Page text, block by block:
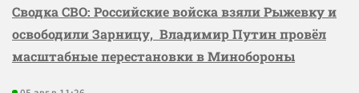
Сводка СВО: Российские войска взяли Рыжевку и
освободили Зарницу, Владимир Путин провёл
масштабные перестановки в Минобороны